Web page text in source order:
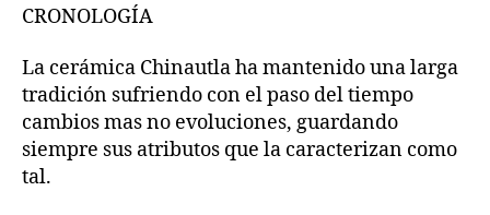
CRONOLOGÍA
La cerámica Chinautla ha mantenido una larga
tradición sufriendo con el paso del tiempo
cambios mas no evoluciones, guardando
siempre sus atributos que la caracterizan como
tal.